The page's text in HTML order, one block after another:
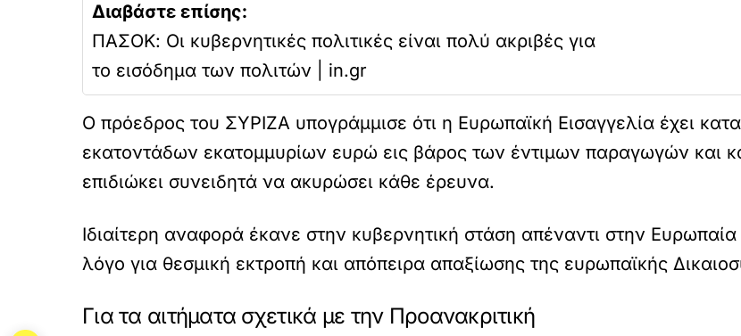
Διαβάστε επίσης:
ΠΑΣΟΚ: Οι κυβερνητικές πολιτικές είναι πολύ ακριβές για
το εισόδημα των πολιτών | in.gr
Ο πρόεδρος του ΣΥΡΙΖΑ υπογράμμισε ότι η Ευρωπαϊκή Εισαγγελία έχει
εκατοντάδων εκατομμυρίων ευρώ εις βάρος των έντιμων παραγωγών και
επιδιώκει συνειδητά να ακυρώσει κάθε έρευνα.
Ιδιαίτερη αναφορά έκανε στην κυβερνητική στάση απέναντι στην
λόγο για θεσμική εκτροπή και απόπειρα απαξίωσης της ευρωπαϊκής
Για τα αιτήματα σχετικά με την Προανακριτική